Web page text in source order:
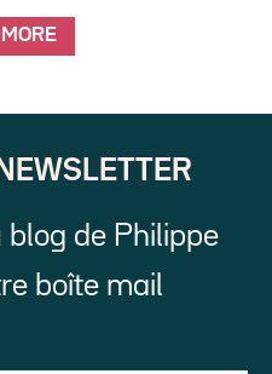
blog de Philippe
boîte mail